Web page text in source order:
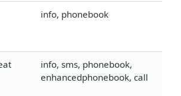
info, phonebook
info, sms, phonebook,
enhancedphonebook, call